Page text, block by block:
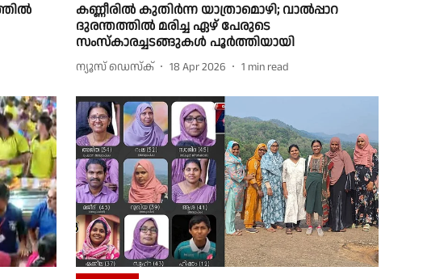
കണ്ണീരിൽ കുതിർന്ന യാത്രാമൊഴി; വാൽപ്പാറ
ദുരന്തത്തിൽ മരിച്ച ഏഴ് പേരുടെ
സംസ്കാരച്ചടങ്ങുകൾ പൂർത്തിയായി
ന്യൂസ് ഡെസ്ക് 18 Apr 2026 1 min read